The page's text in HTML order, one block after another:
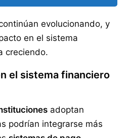
evolucionando, y
en el sistema
creciendo.
el sistema financiero
adoptan
podrían integrarse más